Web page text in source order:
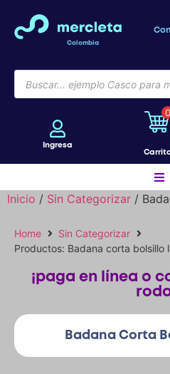
Colombia
Ingresa
0
Inicio / Sin Categorizar /
Home
Sin Categorizar
Productos: Badana corta bolsillo
¡paga en línea o
Badana Corta